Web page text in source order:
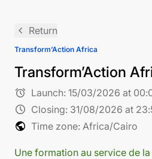
navigate_before Return
Transform’Action Africa
Transform’Action
alarm Launch: 15/03/2026 at
schedule Closing: 31/08/2026 at
public Time zone: Africa/Cairo
Une formation au service de